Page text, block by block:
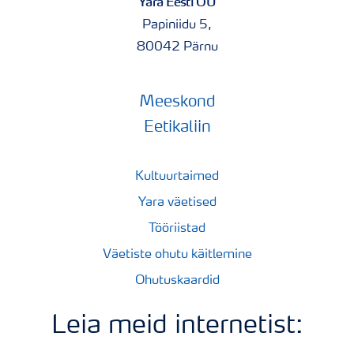
Papiniidu 5,
80042 Pärnu
Meeskond
Eetikaliin
Kultuurtaimed
Yara väetised
Tööriistad
Väetiste ohutu käitlemine
Ohutuskaardid
Leia meid internetist: